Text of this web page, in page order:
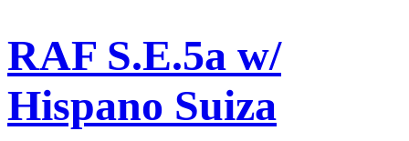
RAF S.E.5a w/
Hispano Suiza